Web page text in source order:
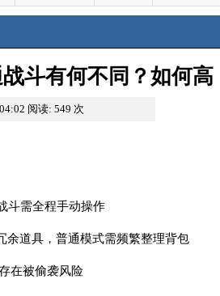
斗有何不同？如何高
战力？
阅读: 549 次
斗需全程手动操作
余道具，普通模式需频繁整理背包
在被偷袭风险